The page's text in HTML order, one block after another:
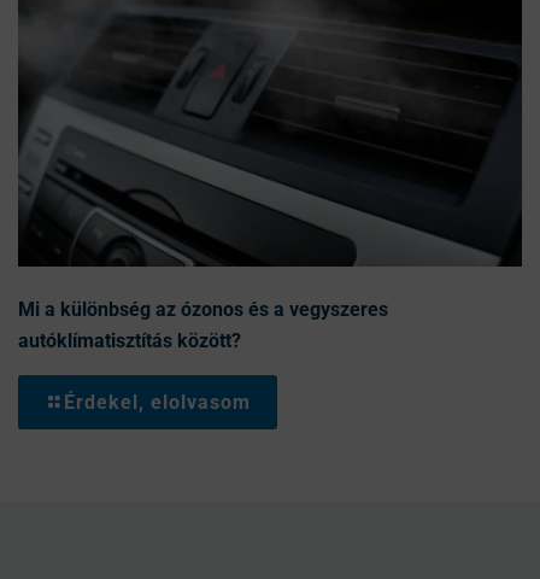
Mi a különbség az ózonos és a vegyszeres
autóklímatisztítás között?
Érdekel, elolvasom